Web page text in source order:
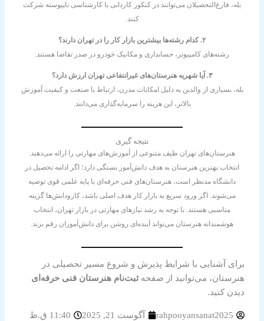
بله، فارغ‌التحصیلان می‌توانند در کنکور کاردانی یا کارشناسی ناپیوسته شرکت
کنند.
۲. کدام رشته‌ها بیشترین بازار کار را در تهران دارند؟
رشته‌های کامپیوتر، حسابداری و مکانیک خودرو در صدر تقاضا هستند.
۳. آیا شهریه هنرستان‌های غیرانتفاعی تهران ارزش دارد؟
بله، بسیاری از والدین به دلیل امکانات مدرن، ارتباط با صنعت و کیفیت آموزش
بالاتر، این هزینه را سرمایه‌گذاری می‌دانند.
نتیجه گیری
هنرستان‌های تهران طیف متنوعی از آموزش‌های مهارتی را ارائه می‌دهند.
انتخاب بهترین هنرستان به هدف دانش‌آموز بستگی دارد؛ اگر ادامه تحصیل در
دانشگاه مدنظر است، هنرستان‌های فنی حرفه‌ای با پایه علمی قوی توصیه
می‌شوند. اگر ورود سریع به بازار کار هدف اصلی باشد، کارودانش‌ها گزینه
مناسبی هستند. با توجه به رشد نیازهای مهارتی در بازار تهران، انتخاب
هوشمندانه هنرستان می‌تواند آینده‌ای روشن برای دانش‌آموزان رقم بزند.
برای آشنایی با شرایط پذیرش و شروع مسیر تحصیلی در
هنرستان، می‌توانید از صفحهثبت‌نام هنرستان فنی حرفه‌ای
دیدن کنید.
rahpooyansanat2025 آگوست 21, 2025 11:40 ق.ظ